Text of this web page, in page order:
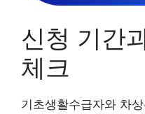
신청 기간
체크
기초생활수급자와 차